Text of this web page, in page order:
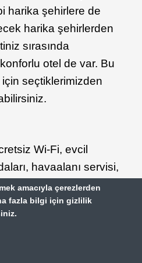
harika şehirlere de
harika şehirlerden
sırasında
otel de var. Bu
seçtiklerimizden
Wi-Fi, evcil
havaalanı servisi,
€ arasında (Standart
temel alınmıştır.)
amacıyla çerezlerden
fazla bilgi için gizlilik